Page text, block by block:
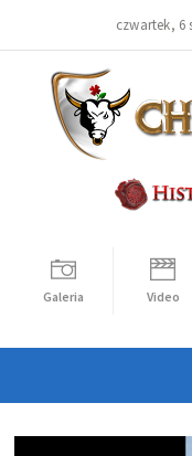
czwartek, 6
Galeria Video